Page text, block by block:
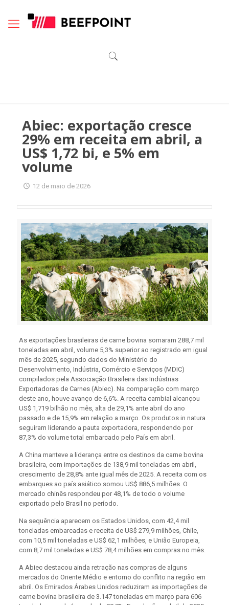
Abiec: exportação cresce
29% em receita em abril, a
US$ 1,72 bi, e 5% em
volume
12 de maio de 2026
As exportações brasileiras de carne bovina somaram 288,7 mil
toneladas em abril, volume 5,3% superior ao registrado em igual
mês de 2025, segundo dados do Ministério do
Desenvolvimento, Indústria, Comércio e Serviços (MDIC)
compilados pela Associação Brasileira das Indústrias
Exportadoras de Carnes (Abiec). Na comparação com março
deste ano, houve avanço de 6,6%. A receita cambial alcançou
US$ 1,719 bilhão no mês, alta de 29,1% ante abril do ano
passado e de 15,9% em relação a março. Os produtos in natura
seguiram liderando a pauta exportadora, respondendo por
87,3% do volume total embarcado pelo País em abril.
A China manteve a liderança entre os destinos da carne bovina
brasileira, com importações de 138,9 mil toneladas em abril,
crescimento de 28,8% ante igual mês de 2025. A receita com os
embarques ao país asiático somou US$ 886,5 milhões. O
mercado chinês respondeu por 48,1% de todo o volume
exportado pelo Brasil no período.
Na sequência aparecem os Estados Unidos, com 42,4 mil
toneladas embarcadas e receita de US$ 279,9 milhões, Chile,
com 10,5 mil toneladas e US$ 62,1 milhões, e União Europeia,
com 8,7 mil toneladas e US$ 78,4 milhões em compras no mês.
A Abiec destacou ainda retração nas compras de alguns
mercados do Oriente Médio e entorno do conflito na região em
abril. Os Emirados Árabes Unidos reduziram as importações de
carne bovina brasileira de 3.147 toneladas em março para 606